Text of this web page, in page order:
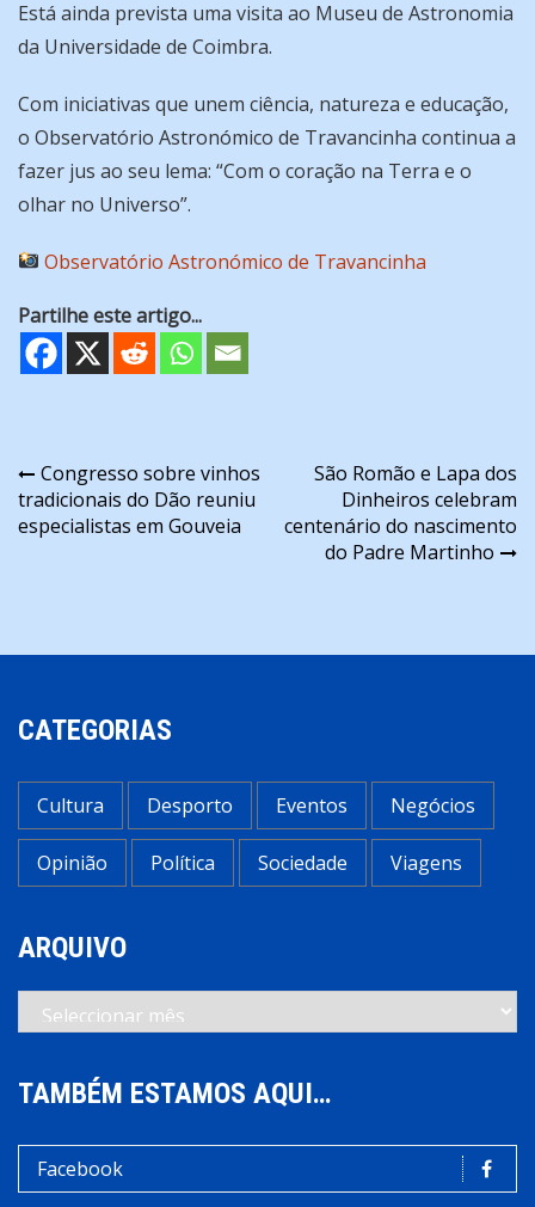
Está ainda prevista uma visita ao Museu de Astronomia
da Universidade de Coimbra.
Com iniciativas que unem ciência, natureza e educação,
o Observatório Astronómico de Travancinha continua a
fazer jus ao seu lema: “Com o coração na Terra e o
olhar no Universo”.
Observatório Astronómico de Travancinha
Partilhe este artigo...
Navegação
de
Congresso sobre vinhos
tradicionais do Dão reuniu
especialistas em Gouveia
São Romão e Lapa dos
Dinheiros celebram
centenário do nascimento
do Padre Martinho
CATEGORIAS
Cultura Desporto Eventos Negócios
Opinião Política Sociedade Viagens
ARQUIVO
Arquivo
TAMBÉM ESTAMOS AQUI…
Facebook